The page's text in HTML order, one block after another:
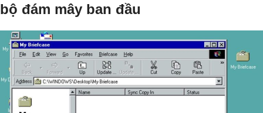
bộ đám mây ban đầu